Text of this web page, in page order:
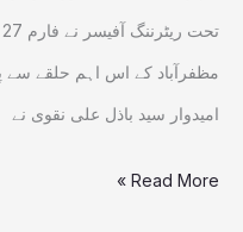
مظفرآباد کے اس اہم حلقے سے
امیدوار سید باذل علی نقوی نے
Read More »